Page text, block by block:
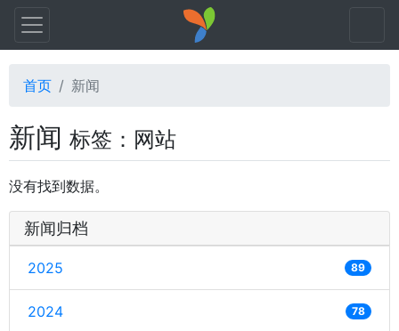
首页 新闻
新闻 标签：网站
没有找到数据。
新闻归档
2025 89
2024 78